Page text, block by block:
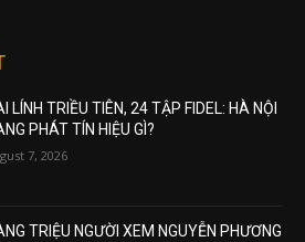
LÍNH TRIỀU TIÊN, 24 TẬP FIDEL: HÀ NỘI
PHÁT TÍN HIỆU GÌ?
7, 2026
TRIỆU NGƯỜI XEM NGUYỄN PHƯƠNG